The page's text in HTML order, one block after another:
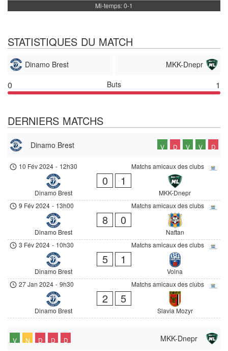
Mi-temps: 0-1
STATISTIQUES DU MATCH
Dinamo Brest MKK-Dnepr
0 Buts 1
DERNIERS MATCHS
Dinamo Brest V D V V D
Matchs amicaux des clubs
10 Fév 2024 - 12h30
Dinamo Brest
0 1
MKK-Dnepr
Matchs amicaux des clubs
9 Fév 2024 - 13h00
Dinamo Brest
8 0
Naftan
Matchs amicaux des clubs
3 Fév 2024 - 10h30
Dinamo Brest
5 1
Volna
Matchs amicaux des clubs
27 Jan 2024 - 9h30
Dinamo Brest
2 5
Slavia Mozyr
MKK-Dnepr
V N D D D